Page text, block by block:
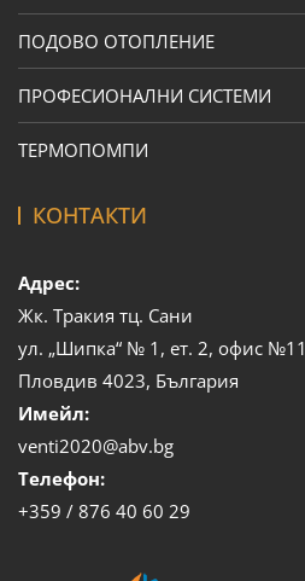
ПОДОВО ОТОПЛЕНИЕ
ПРОФЕСИОНАЛНИ СИСТЕМИ
ТЕРМОПОМПИ
КОНТАКТИ
Адрес:
Жк. Тракия тц. Сани
ул. „Шипка“ № 1, ет. 2, офис №11
Пловдив 4023, България
Имейл:
venti2020@abv.bg
Телефон:
+359 / 876 40 60 29